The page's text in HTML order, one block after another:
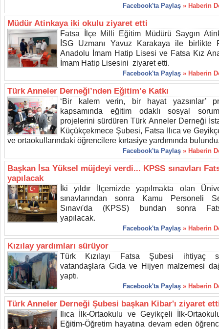
Facebook'ta Paylaş » Haberin
Müdür Atinkaya iki okulu ziyaret etti
Fatsa İlçe Milli Eğitim Müdürü Saygın
İSG Uzmanı Yavuz Karakaya ile birlikte
Anadolu İmam Hatip Lisesi ve Fatsa Kız
İmam Hatip Lisesini ziyaret etti.
Facebook'ta Paylaş » Haberin
Türk Anneler Derneği’nden Eğitim’e Katkı
‘Bir kalem verin, bir hayat yazsınlar’
kapsamında eğitim odaklı sosyal
projelerini sürdüren Türk Anneler Derneği
Küçükçekmece Şubesi, Fatsa Ilıca ve
ve ortaokullarındaki öğrencilere kırtasiye yardımında
Facebook'ta Paylaş » Haberin
Başkan İsa Yüksel müjdeyi verdi... KPSS sınavları
yapılacak
İki yıldır İlçemizde yapılmakta olan
sınavlarından sonra Kamu Personeli
Sınavı'da (KPSS) bundan sonra
yapılacak.
Facebook'ta Paylaş » Haberin
Kızılay yardımları sürüyor
Türk Kızılayı Fatsa Şubesi ihtiyaç
vatandaşlara Gıda ve Hijyen malzemesi
yaptı.
Facebook'ta Paylaş » Haberin
Türk Anneler Derneği Şubesi başkan Kibar'ı ziyaret
Ilıca İlk-Ortaokulu ve Geyikçeli İlk-
Eğitim-Öğretim hayatına devam eden